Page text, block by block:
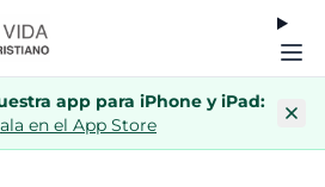
app para iPhone y iPad:
en el App Store